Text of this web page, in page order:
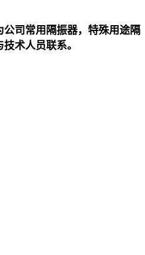
司常用隔振器，特殊用途隔
术人员联系。